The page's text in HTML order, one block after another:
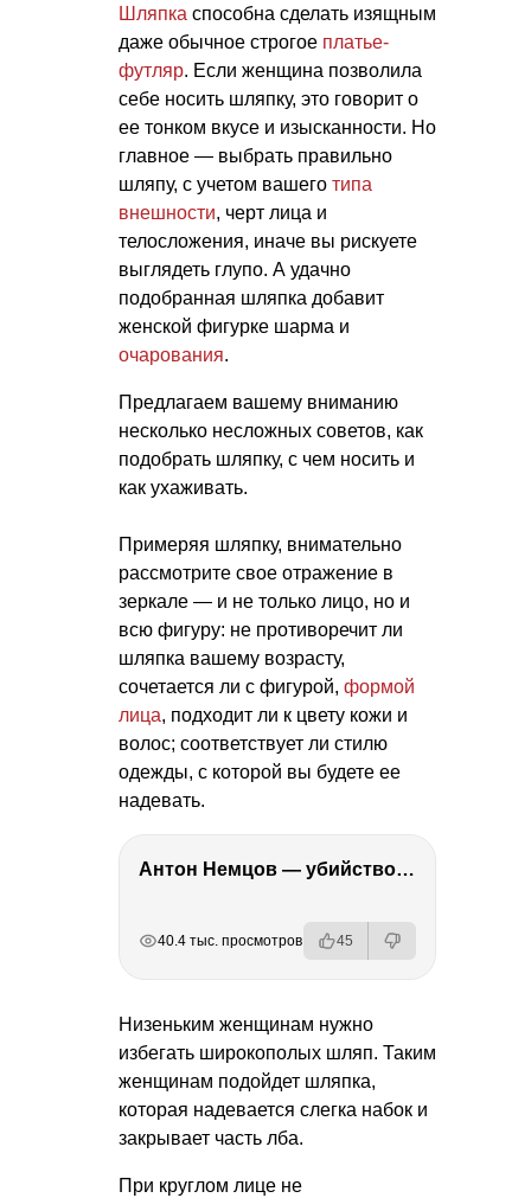
Шляпка способна сделать изящным
даже обычное строгое платье-
футляр. Если женщина позволила
себе носить шляпку, это говорит о
ее тонком вкусе и изысканности. Но
главное — выбрать правильно
шляпу, с учетом вашего типа
внешности, черт лица и
телосложения, иначе вы рискуете
выглядеть глупо. А удачно
подобранная шляпка добавит
женской фигурке шарма и
очарования.
Предлагаем вашему вниманию
несколько несложных советов, как
подобрать шляпку, с чем носить и
как ухаживать.
Примеряя шляпку, внимательно
рассмотрите свое отражение в
зеркале — и не только лицо, но и
всю фигуру: не противоречит ли
шляпка вашему возрасту,
сочетается ли с фигурой, формой
лица, подходит ли к цвету кожи и
волос; соответствует ли стилю
одежды, с которой вы будете ее
надевать.
Антон Немцов — убийство Бориса Немцова, переезд в Дубай, семья и политика
40.4 тыс. просмотров 45
Низеньким женщинам нужно
избегать широкополых шляп. Таким
женщинам подойдет шляпка,
которая надевается слегка набок и
закрывает часть лба.
При круглом лице не